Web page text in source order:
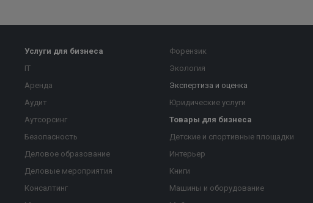
Услуги для бизнеса
IT
Аренда
Аудит
Аутсорсинг
Безопасность
Деловое образование
Деловые мероприятия
Консалтинг
Форензик
Экология
Экспертиза и оценка
Юридические услуги
Товары для бизнеса
Детские и спортивные площадки
Интерьер
Книги
Машины и оборудование